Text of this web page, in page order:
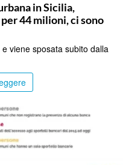
in Sicilia,
44 milioni, ci sono
viene sposata subito dalla